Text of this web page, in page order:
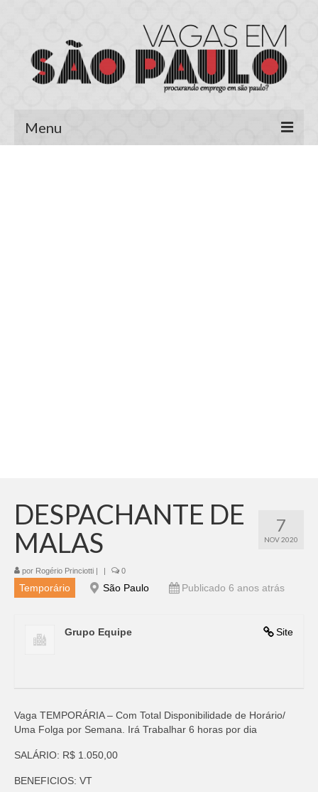
Menu
7
NOV 2020
DESPACHANTE DE
MALAS
por Rogério Princiotti | | 0
Temporário São Paulo Publicado 6 anos atrás
Site
Grupo Equipe
Vaga TEMPORÁRIA – Com Total Disponibilidade de Horário/
Uma Folga por Semana. Irá Trabalhar 6 horas por dia
SALÁRIO: R$ 1.050,00
BENEFICIOS: VT